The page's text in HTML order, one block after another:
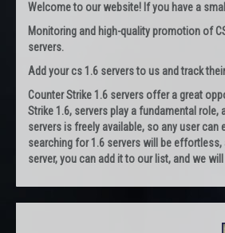
Welcome to our website! If you have a
Monitoring and high-quality promotion of
servers.
Add your cs 1.6 servers to us and track
Counter Strike 1.6 servers offer a great
Strike 1.6, servers play a fundamental
servers is freely available, so any user
searching for 1.6 servers will be
server, you can add it to our list, and we